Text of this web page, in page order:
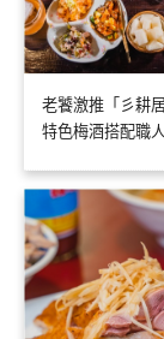
老饕激推「彡耕
特色梅酒搭配職